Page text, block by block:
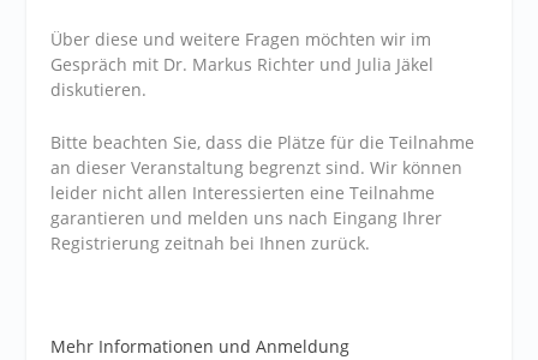
Über diese und weitere Fragen möchten wir im
Gespräch mit Dr. Markus Richter und Julia Jäkel
diskutieren.
Bitte beachten Sie, dass die Plätze für die Teilnahme
an dieser Veranstaltung begrenzt sind. Wir können
leider nicht allen Interessierten eine Teilnahme
garantieren und melden uns nach Eingang Ihrer
Registrierung zeitnah bei Ihnen zurück.
Mehr Informationen und Anmeldung